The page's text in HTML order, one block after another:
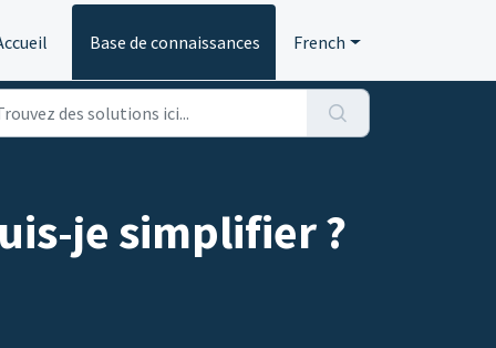
Base de connaissances French
je simplifier ?